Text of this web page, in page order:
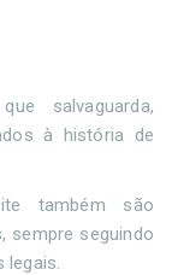
salvaguarda,
à história de
também são
sempre seguindo
legais.